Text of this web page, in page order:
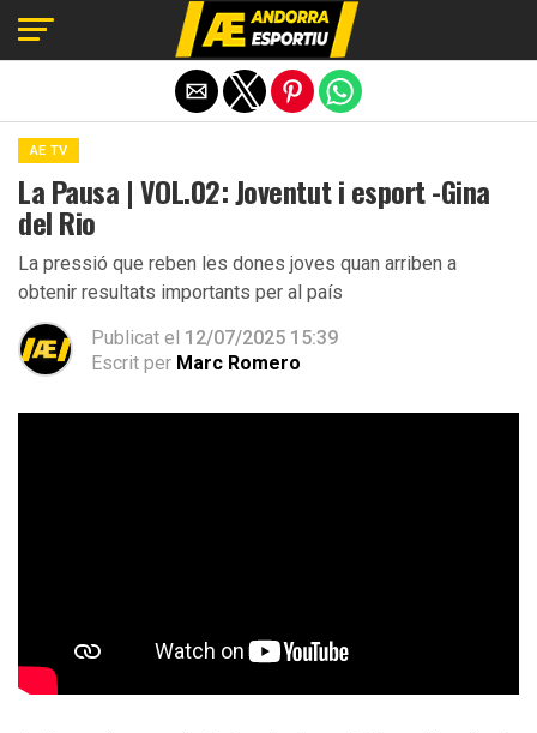
AE TV
La Pausa | VOL.02: Joventut i esport -Gina
del Rio
La pressió que reben les dones joves quan arriben a
obtenir resultats importants per al país
Publicat el 12/07/2025 15:39
Escrit per Marc Romero
Exit mobile version